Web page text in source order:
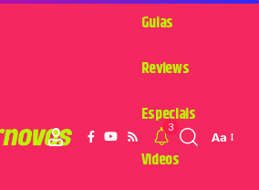
Guias
Reviews
Especiais
Videos
3
Aa